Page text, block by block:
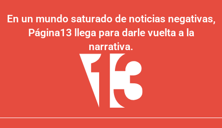
En un mundo saturado de noticias negativas,
Página13 llega para darle vuelta a la
narrativa.